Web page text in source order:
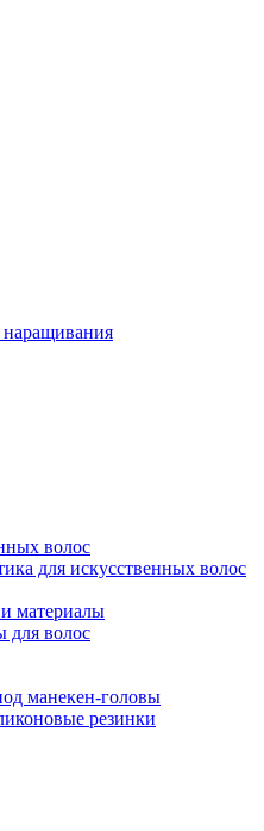
волос
для искусственных волос
материалы
волос
манекен-головы
резинки